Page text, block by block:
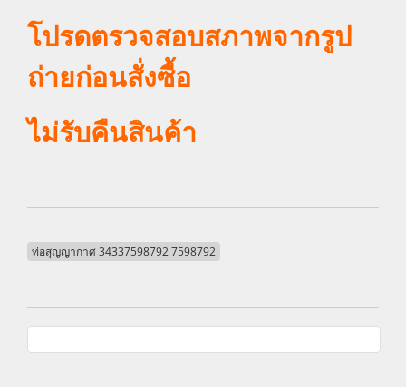
โปรดตรวจสอบสภาพจากรูป
ถ่ายก่อนสั่งซื้อ
ไม่รับคืนสินค้า
ท่อสุญญากาศ 34337598792 7598792